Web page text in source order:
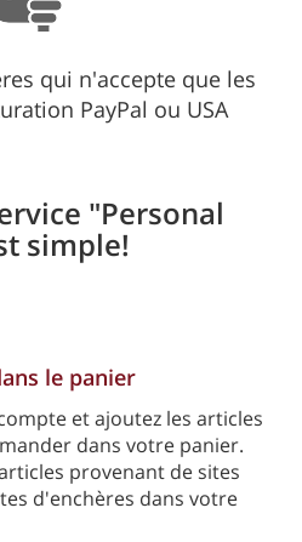
qui n'accepte que les
PayPal ou USA
"Personal
simple!
le panier
et ajoutez les articles
dans votre panier.
provenant de sites
d'enchères dans votre